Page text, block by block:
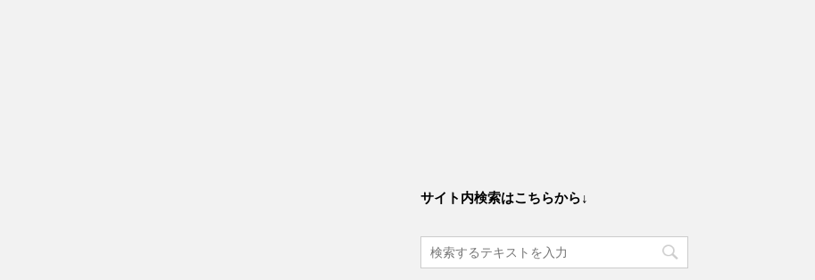
サイト内検索はこちらから↓